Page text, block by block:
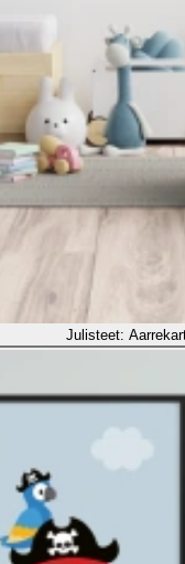
Julisteet: